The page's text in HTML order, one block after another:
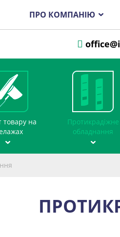
ПРО КОМПАНІЮ
товару на
Протикрадіжне
обладнання